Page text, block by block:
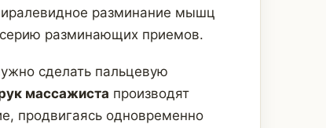
разминание мышц
разминающих приемов.
сделать пальцевую
массажиста производят
продвигаясь одновременно